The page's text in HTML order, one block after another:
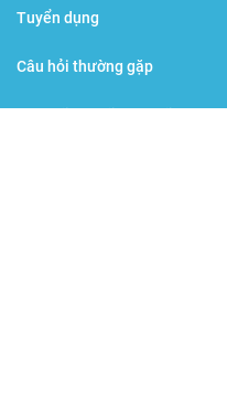
Tuyển dụng
Câu hỏi thường gặp